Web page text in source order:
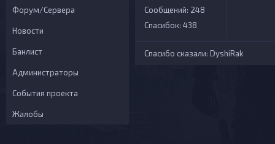
Форум/Сервера
Новости
Банлист
Администраторы
События проекта
Жалобы
Сообщений: 248
Спасибок: 438
Спасибо сказали: DyshiRak